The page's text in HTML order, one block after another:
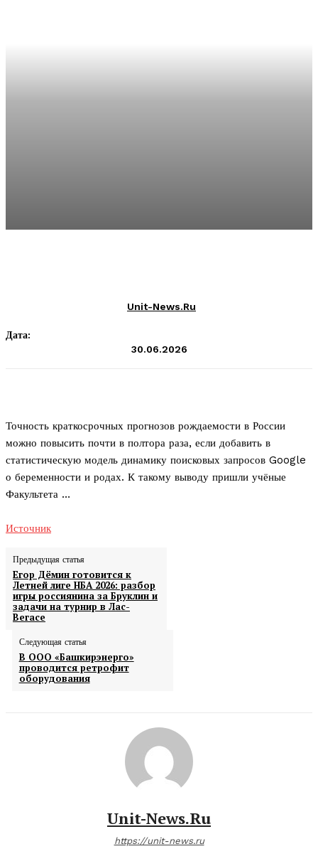
Unit-News.ru
Дата:
30.06.2026
Точность краткосрочных прогнозов рождаемости в России
можно повысить почти в полтора раза, если добавить в
статистическую модель динамику поисковых запросов Google
о беременности и родах. К такому выводу пришли учёные
Факультета …
Источник
Предыдущая статья
Егор Дёмин готовится к
Летней лиге НБА 2026: разбор
игры россиянина за Бруклин и
задачи на турнир в Лас-
Вегасе
Следующая статья
В ООО «Башкирэнерго»
проводится ретрофит
оборудования
Unit-News.ru
https://unit-news.ru